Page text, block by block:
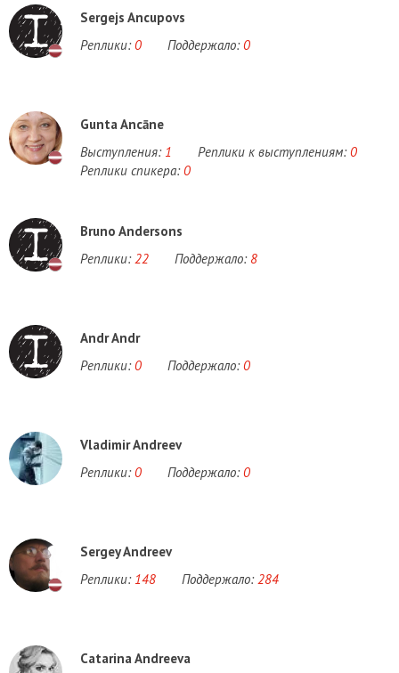
Sergejs Ancupovs
Реплики: 0 Поддержало: 0
Gunta Ancāne
Выступления: 1 Реплики к выступлениям: 0
Реплики спикера: 0
Bruno Andersons
Реплики: 22 Поддержало: 8
Andr Andr
Реплики: 0 Поддержало: 0
Vladimir Andreev
Реплики: 0 Поддержало: 0
Sergey Andreev
Реплики: 148 Поддержало: 284
Catarina Andreeva